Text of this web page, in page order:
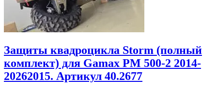
Защиты квадроцикла Storm (полный
комплект) для Gamax PM 500-2 2014-
20262015. Артикул 40.2677